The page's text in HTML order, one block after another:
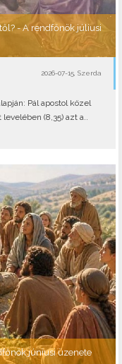
- A rendfőnök júliusi
2026-07-15, Szerda
Pál apostol közel
(8,35) azt a..
júniusi üzenete